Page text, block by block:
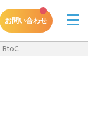
お問い合わせ
BtoC